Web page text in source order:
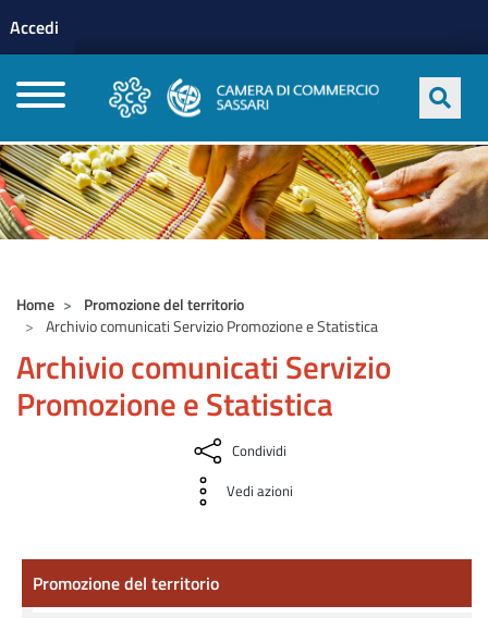
profilo utente
Accedi
Home
Promozione del territorio
Archivio comunicati Servizio Promozione e Statistica
Archivio comunicati Servizio
Promozione e Statistica
Condividi
Vedi azioni
Promozione del territorio
Promozione del territorio